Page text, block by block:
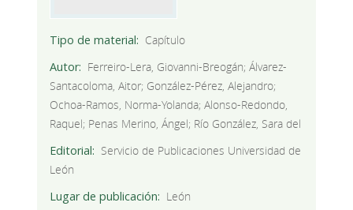
Tipo de material
Capítulo
Autor
Ferreiro-Lera, Giovanni-Breogán; Álvarez-
Santacoloma, Aitor; González-Pérez, Alejandro;
Ochoa-Ramos, Norma-Yolanda; Alonso-Redondo,
Raquel; Penas Merino, Ángel; Río González, Sara del
Editorial
Servicio de Publicaciones Universidad de
León
Lugar de publicación
León